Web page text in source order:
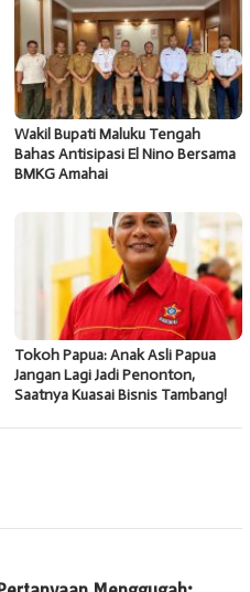
Wakil Bupati Maluku Tengah
Bahas Antisipasi El Nino Bersama
BMKG Amahai
Tokoh Papua: Anak Asli Papua
Jangan Lagi Jadi Penonton,
Saatnya Kuasai Bisnis Tambang!